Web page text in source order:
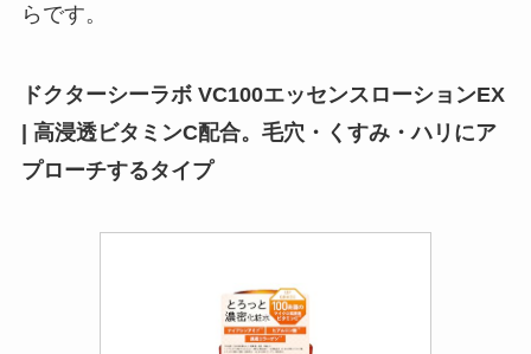
らです。
ドクターシーラボ VC100エッセンスローションEX
| 高浸透ビタミンC配合。毛穴・くすみ・ハリにア
プローチするタイプ